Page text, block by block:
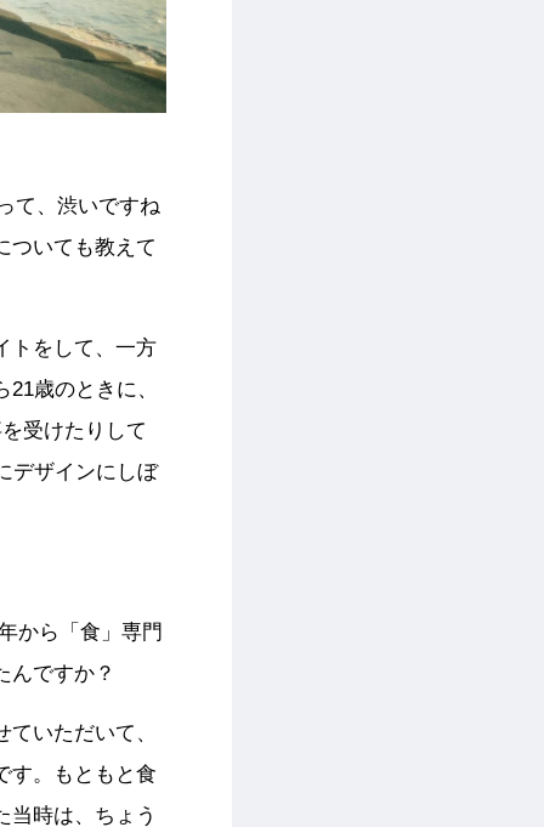
て、渋いですね
ついても教えて
トをして、一方
歳のときに、
受けたりして
デザインにしぼ
から「食」専門
んですか？
いただいて、
す。もともと食
当時は、ちょう